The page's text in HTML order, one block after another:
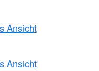
Ansicht
Ansicht